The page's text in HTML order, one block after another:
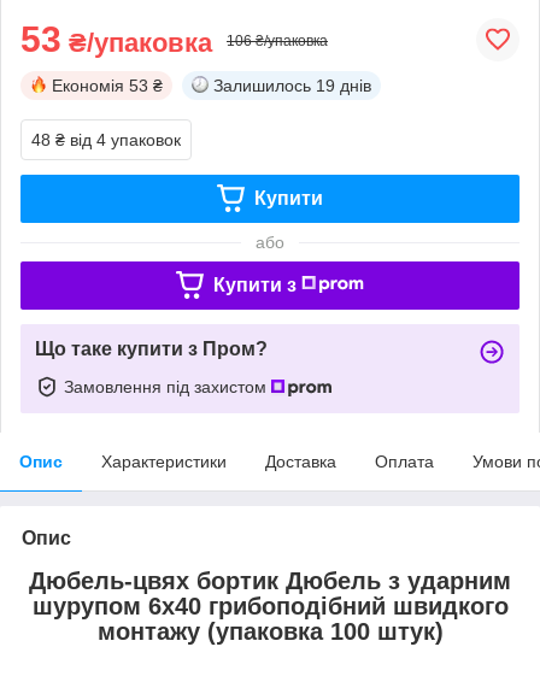
53 ₴/упаковка 106 ₴/упаковка
Економія 53 ₴ Залишилось 19 днів
48 ₴ від 4 упаковок
Купити
або
Купити з
Що таке купити з Пром?
Замовлення під захистом
Опис Характеристики Доставка Оплата Умови
Опис
Дюбель-цвях бортик Дюбель з ударним
шурупом 6х40 грибоподібний швидкого
монтажу (упаковка 100 штук)